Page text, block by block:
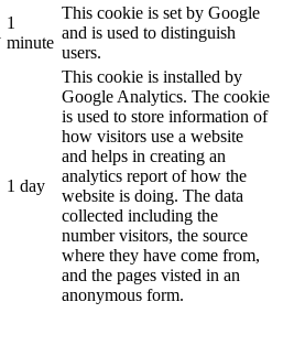
1
minute
This cookie is set by Google
and is used to distinguish
users.
1 day
This cookie is installed by
Google Analytics. The cookie
is used to store information of
how visitors use a website
and helps in creating an
analytics report of how the
website is doing. The data
collected including the
number visitors, the source
where they have come from,
and the pages visted in an
anonymous form.